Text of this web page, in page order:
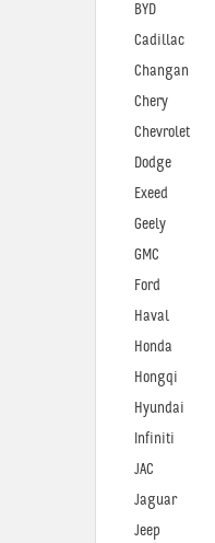
BYD
Cadillac
Changan
Chery
Chevrolet
Dodge
Exeed
Geely
GMC
Ford
Haval
Honda
Hongqi
Hyundai
Infiniti
JAC
Jaguar
Jeep